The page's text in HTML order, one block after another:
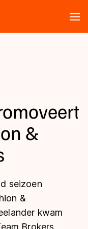
&
seizoen
&
kwam
Brokers